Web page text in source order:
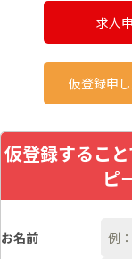
求人
仮登録申
仮登録するこ
ピ
お名前